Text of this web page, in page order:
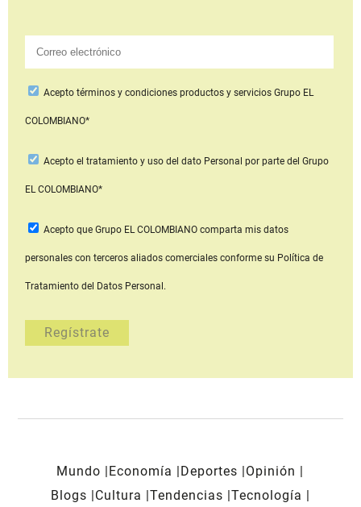
Aceptotérminos y condiciones productos y serviciosGrupo EL
COLOMBIANO*
Acepto el tratamiento y uso del dato Personal por parte del Grupo
EL COLOMBIANO*
Acepto que Grupo EL COLOMBIANOcomparta mis datos
personales con terceros aliados comerciales conforme su Política de
Tratamiento del Datos Personal.
Mundo Economía Deportes
Opinión
Blogs
Cultura Tendencias Tecnología